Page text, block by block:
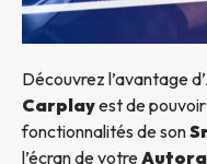
Découvrez l’avantage d’
Carplayest de
fonctionnalités de son
l’écran de votre